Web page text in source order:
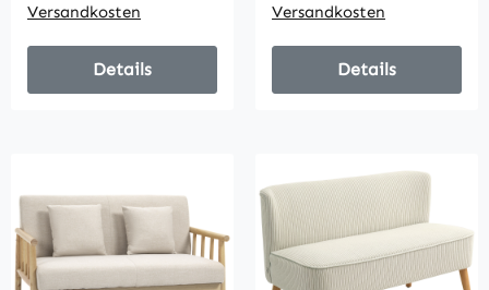
Versandkosten
Details
Versandkosten
Details